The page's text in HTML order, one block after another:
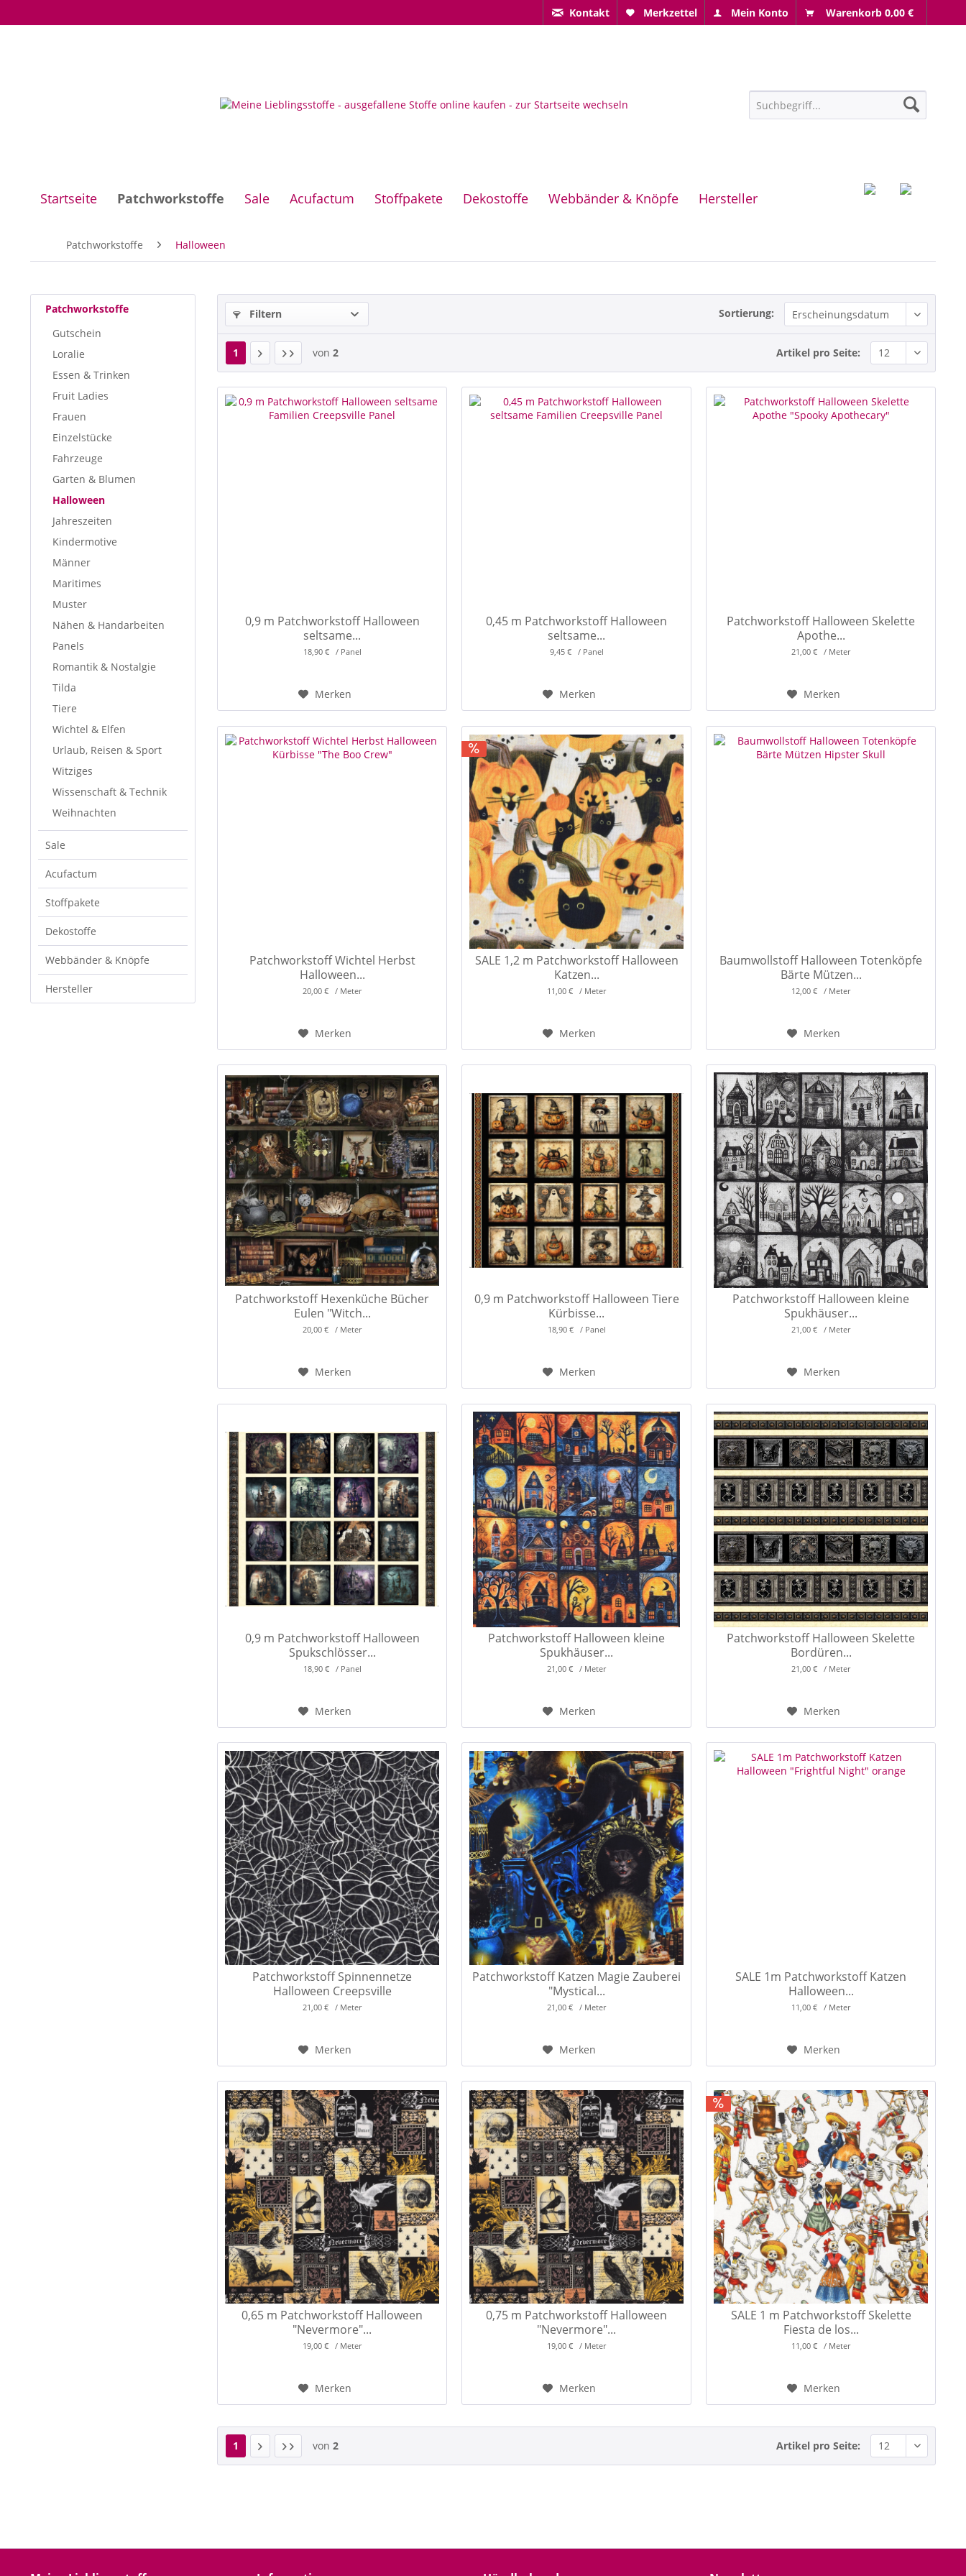
Kontakt Merkzettel Mein Konto Warenkorb 0,00 €
Startseite Patchworkstoffe Sale Acufactum Stoffpakete Dekostoffe Webbänder & Knöpfe Hersteller
Patchworkstoffe Halloween
Patchworkstoffe
Gutschein
Loralie
Essen & Trinken
Fruit Ladies
Frauen
Einzelstücke
Fahrzeuge
Garten & Blumen
Halloween
Jahreszeiten
Kindermotive
Männer
Maritimes
Muster
Nähen & Handarbeiten
Panels
Romantik & Nostalgie
Tilda
Tiere
Wichtel & Elfen
Urlaub, Reisen & Sport
Witziges
Wissenschaft & Technik
Weihnachten
Sale
Acufactum
Stoffpakete
Dekostoffe
Webbänder & Knöpfe
Hersteller
Filtern Sortierung:
1 von 2 Artikel pro Seite:
0,9 m Patchworkstoff Halloween
seltsame...
18,90 € / Panel
Merken
0,45 m Patchworkstoff Halloween
seltsame...
9,45 € / Panel
Merken
Patchworkstoff Halloween Skelette
Apothe...
21,00 € / Meter
Merken
Patchworkstoff Wichtel Herbst
Halloween...
20,00 € / Meter
Merken
SALE 1,2 m Patchworkstoff Halloween
Katzen...
11,00 € / Meter
Merken
Baumwollstoff Halloween Totenköpfe
Bärte Mützen...
12,00 € / Meter
Merken
Patchworkstoff Hexenküche Bücher
Eulen "Witch...
20,00 € / Meter
Merken
0,9 m Patchworkstoff Halloween Tiere
Kürbisse...
18,90 € / Panel
Merken
Patchworkstoff Halloween kleine
Spukhäuser...
21,00 € / Meter
Merken
0,9 m Patchworkstoff Halloween
Spukschlösser...
18,90 € / Panel
Merken
Patchworkstoff Halloween kleine
Spukhäuser...
21,00 € / Meter
Merken
Patchworkstoff Halloween Skelette
Bordüren...
21,00 € / Meter
Merken
Patchworkstoff Spinnennetze
Halloween Creepsville
21,00 € / Meter
Merken
Patchworkstoff Katzen Magie Zauberei
"Mystical...
21,00 € / Meter
Merken
SALE 1m Patchworkstoff Katzen
Halloween...
11,00 € / Meter
Merken
0,65 m Patchworkstoff Halloween
"Nevermore"...
19,00 € / Meter
Merken
0,75 m Patchworkstoff Halloween
"Nevermore"...
19,00 € / Meter
Merken
SALE 1 m Patchworkstoff Skelette
Fiesta de los...
11,00 € / Meter
Merken
1 von 2 Artikel pro Seite: